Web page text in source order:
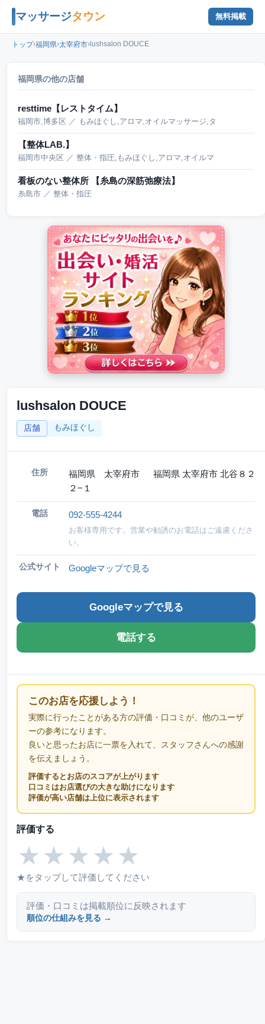
マッサージタウン 無料掲載
トップ›福岡県›太宰府市› lushsalon DOUCE
lushsalon DOUCE
店舗 もみほぐし
住所
福岡県 太宰府市 福岡県 太宰府市 北谷８２
２−１
電話 092-555-4244
お客様専用です。営業や勧誘のお電話はご遠慮くださ
い。
公式サイト Googleマップで見る
Googleマップで見る
電話する
このお店を応援しよう！
実際に行ったことがある方の評価・口コミが、他のユーザ
ーの参考になります。
良いと思ったお店に一票を入れて、スタッフさんへの感謝
を伝えましょう。
評価するとお店のスコアが上がります
口コミはお店選びの大きな助けになります
評価が高い店舗は上位に表示されます
評価する
★ ★ ★ ★ ★
★をタップして評価してください
評価・口コミは掲載順位に反映されます
順位の仕組みを見る →
福岡県の他の店舗
resttime【レストタイム】
福岡市,博多区 ／ もみほぐし,アロマ,オイルマッサージ,タ
【整体LAB.】
福岡市中央区 ／ 整体・指圧,もみほぐし,アロマ,オイルマ
看板のない整体所 【糸島の深筋弛療法】
糸島市 ／ 整体・指圧